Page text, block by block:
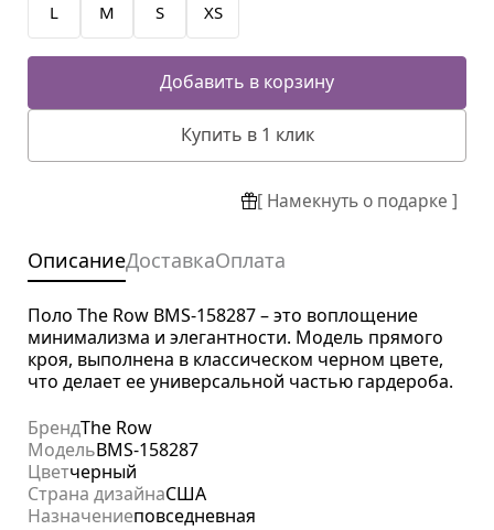
L M S XS
Добавить в корзину
Купить в 1 клик
[ Намекнуть о подарке ]
ОписаниеДоставкаОплата
Поло The Row BMS-158287 – это воплощение
минимализма и элегантности. Модель прямого
кроя, выполнена в классическом черном цвете,
что делает ее универсальной частью гардероба.
БрендThe Row
МодельBMS-158287
Цветчерный
Страна дизайнаСША
Назначениеповседневная